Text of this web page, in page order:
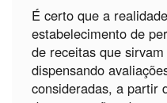
É certo que a
estabelecimento de
de receitas que
dispensando
consideradas, a partir